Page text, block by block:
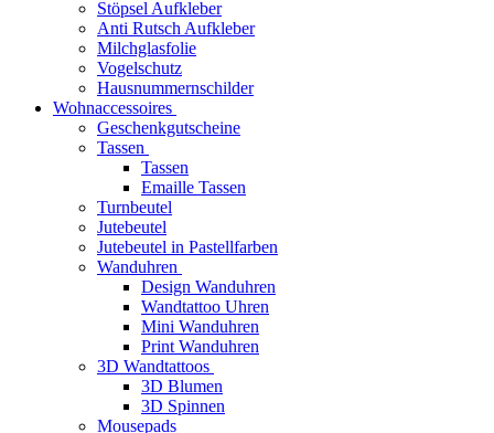
Stöpsel Aufkleber
Anti Rutsch Aufkleber
Milchglasfolie
Vogelschutz
Hausnummernschilder
Wohnaccessoires
Geschenkgutscheine
Tassen
Tassen
Emaille Tassen
Turnbeutel
Jutebeutel
Jutebeutel in Pastellfarben
Wanduhren
Design Wanduhren
Wandtattoo Uhren
Mini Wanduhren
Print Wanduhren
3D Wandtattoos
3D Blumen
3D Spinnen
Mousepads